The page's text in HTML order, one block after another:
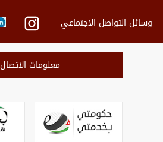
وسائل التواصل الاجتماعي
معلومات الاتصال